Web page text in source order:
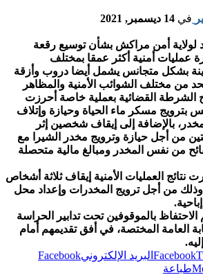
في 14 ديسمبر, 2021
لولاية أمن مراكش بشأن توسيع رقعة
عمليات أمنية أكثر عمقا بمختلف
بشكل متجانس يشمل أيضا دروب وأزقة
من مختلف الشوائب الأمنية والمظاهر
الشرطة القضائية بعملية خاصة أحرزت
مسكر ماء الحياة وحيازة وإتلاف
بالإضافة إلى إيقاف شخصين إثر
من أجل حيازة وترويج مخدر الشيرا مع
من نفس المخدر ومبالغ مالية متحصلة
العمليات الأمنية إيقاف ثلاثة أشخاص
وذلك من أجل ترويج المخدرات وإعداد محل
بالموقوفين تحت تدابير الحراسة
العامة المختصة، في أفق تقديمهم أمام
Facebook البريد الإلكترونيFacebook
طباعة